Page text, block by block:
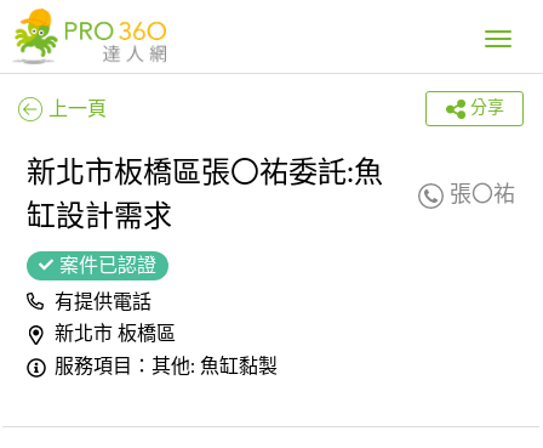
Toggle
上一頁 分享
新北市板橋區張〇祐委託:魚
缸設計需求
張〇祐
案件已認證
有提供電話
新北市 板橋區
服務項目：其他: 魚缸黏製